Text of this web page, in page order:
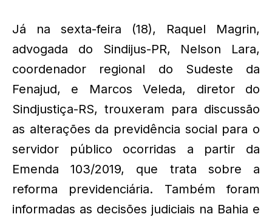
Já na sexta-feira (18), Raquel Magrin,
advogada do Sindijus-PR, Nelson Lara,
coordenador regional do Sudeste da
Fenajud, e Marcos Veleda, diretor do
Sindjustiça-RS, trouxeram para discussão
as alterações da previdência social para o
servidor público ocorridas a partir da
Emenda 103/2019, que trata sobre a
reforma previdenciária. Também foram
informadas as decisões judiciais na Bahia e